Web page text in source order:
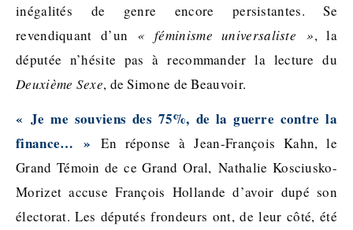
inégalités de genre encore persistantes. Se
revendiquant d’un « féminisme universaliste », la
députée n’hésite pas à recommander la lecture du
Deuxième Sexe, de Simone de Beauvoir.
« Je me souviens des 75%, de la guerre contre la
finance… »
En réponse à Jean-François Kahn, le
Grand Témoin de ce Grand Oral, Nathalie Kosciusko-
Morizet accuse François Hollande d’avoir dupé son
électorat. Les députés frondeurs ont, de leur côté, été